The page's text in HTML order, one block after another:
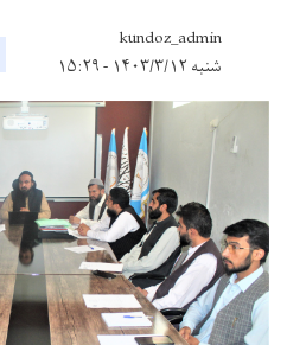
kundoz_admin
شنبه ۱۴۰۳/۳/۱۲ - ۱۵:۲۹